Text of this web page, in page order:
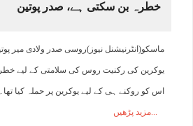
خطرہ بن سکتی ہے، صدر پوتین
ماسکو(انٹرنیشنل نیوز)روسی صدر ولادی میر
یوکرین کی رکنیت روس کی سلامتی کے لیے
اس کو روکنے ہی کے لیے یوکرین پر حملہ کیا
مزید پڑھیں